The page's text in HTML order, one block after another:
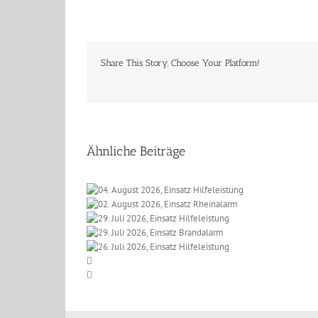
Share This Story, Choose Your Platform!
Ähnliche Beiträge